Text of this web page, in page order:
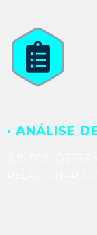
· ANÁLISE